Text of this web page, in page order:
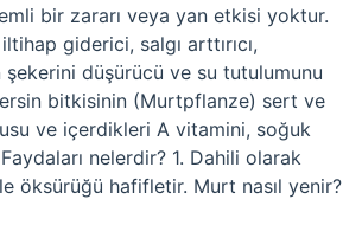
bir zararı veya yan etkisi yoktur.
giderici, salgı arttırıcı,
düşürücü ve su tutulumunu
bitkisinin (Murtpflanze) sert ve
ve içerdikleri A vitamini, soğuk
nelerdir? 1. Dahili olarak
öksürüğü hafifletir. Murt nasıl yenir?